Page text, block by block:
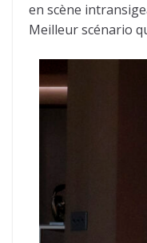
en scène
Meilleur scénario